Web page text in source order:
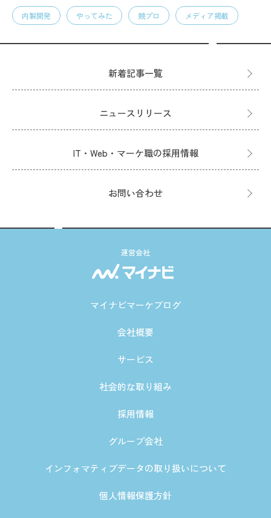
内製開発 やってみた 競プロ メディア掲載
新着記事一覧
ニュースリリース
IT・Web・マーケ職の採用情報
お問い合わせ
運営会社
マイナビマーケブログ
会社概要
サービス
社会的な取り組み
採用情報
グループ会社
インフォマティブデータの取り扱いについて
個人情報保護方針